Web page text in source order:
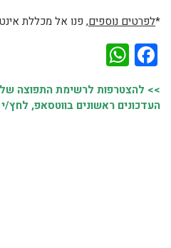
*לפרטים נוספים, פנו אל מכללת
Facebook
>> להצטרפות לרשימת התפוצה של
העדכונים ראשונים בווטסאפ, לחץ/